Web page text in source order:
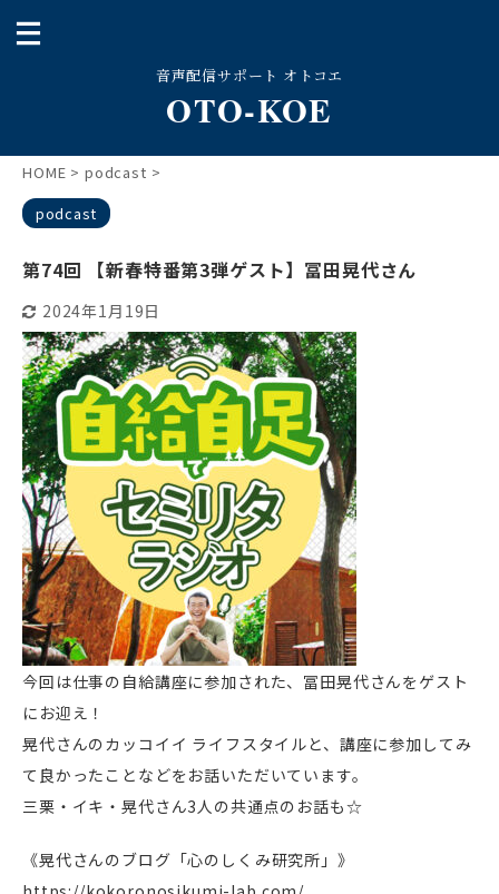
音声配信サポート オトコエ
OTO-KOE
HOME > podcast >
podcast
第74回 【新春特番第3弾ゲスト】冨田晃代さん
2024年1月19日
今回は仕事の自給講座に参加された、冨田晃代さんをゲスト
にお迎え！
晃代さんのカッコイイ ライフスタイルと、講座に参加してみ
て良かったことなどをお話いただいています。
三栗・イキ・晃代さん3人の共通点のお話も☆
《晃代さんのブログ「心のしくみ研究所」》